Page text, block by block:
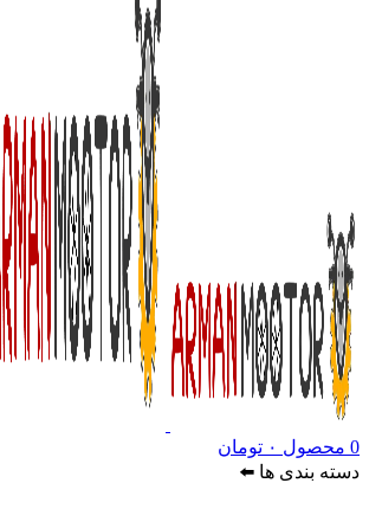
0 محصول ۰ تومان
دسته بندی ها ⬅️